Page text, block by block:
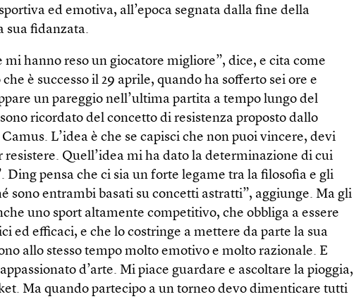
ed emotiva, all’epoca segnata dalla fine della
sua fidanzata.
hanno reso un giocatore migliore”, dice, e cita come
è successo il 29 aprile, quando ha sofferto sei ore e
un pareggio nell’ultima partita a tempo lungo del
ricordato del concetto di resistenza proposto dallo
L’idea è che se capisci che non puoi vincere, devi
resistere. Quell’idea mi ha dato la determinazione di cui
Ding pensa che ci sia un forte legame tra la filosofia e gli
sono entrambi basati su concetti astratti”, aggiunge. Ma gli
uno sport altamente competitivo, che obbliga a essere
ed efficaci, e che lo costringe a mettere da parte la sua
allo stesso tempo molto emotivo e molto razionale. E
d’arte. Mi piace guardare e ascoltare la pioggia,
Ma quando partecipo a un torneo devo dimenticare tutti